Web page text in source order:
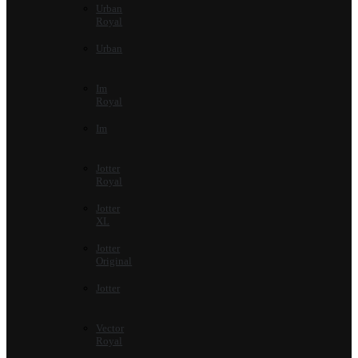
Urban
Royal
Urban
Im
Royal
Im
Jotter
Royal
Jotter
XL
Jotter
Original
Jotter
Vector
Royal